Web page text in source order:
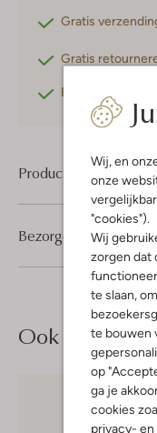
Wij, en
onze
"cookies").
Wij
zorgen dat
te slaan,
te bouwen
op
ga je
cookies
privacy- en
Gratis
Gratis
Betaal achteraf
Product informatie
Bezorgen &
Ook iets voor